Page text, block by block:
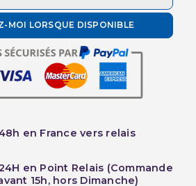
MOI LORSQUE DISPONIBLE
en France vers relais
en Point Relais (Commande
15h, hors Dimanche)